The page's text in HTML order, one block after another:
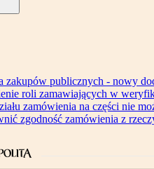
zakupów publicznych - nowy
roli zamawiających w
zamówienia na części nie
zgodność zamówienia z